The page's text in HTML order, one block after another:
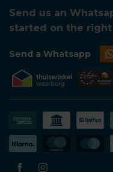
Send us an
started on the
Send a Whatsapp